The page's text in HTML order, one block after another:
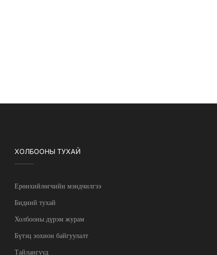
ХОЛБООНЫ ТУХАЙ
Ерөнхийлөгчийн мэндчилгээ
Бидний тухай
Холбооны дүрэм журам
Бүтэц зохион байгуулалт
Тайлангууд